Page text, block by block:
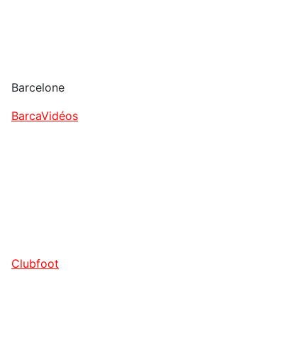
Barcelone
BarcaVidéos
Clubfoot